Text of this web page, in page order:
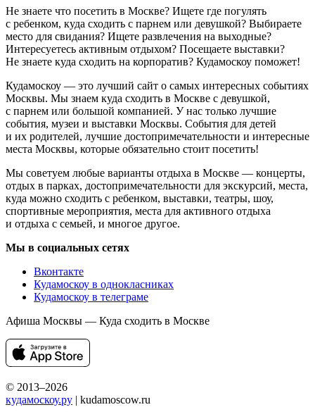
Не знаете что посетить в Москве? Ищете где погулять
с ребенком, куда сходить с парнем или девушкой? Выбираете
место для свидания? Ищете развлечения на выходные?
Интересуетесь активным отдыхом? Посещаете выставки?
Не знаете куда сходить на корпоратив? Кудамоскоу поможет!
Кудамоскоу — это лучший сайт о самых интересных событиях
Москвы. Мы знаем куда сходить в Москве с девушкой,
с парнем или большой компанией. У нас только лучшие
события, музеи и выставки Москвы. События для детей
и их родителей, лучшие достопримечательности и интересные
места Москвы, которые обязательно стоит посетить!
Мы советуем любые варианты отдыха в Москве — концерты,
отдых в парках, достопримечательности для экскурсий, места,
куда можно сходить с ребенком, выставки, театры, шоу,
спортивные мероприятия, места для активного отдыха
и отдыха с семьей, и многое другое.
Мы в социальных сетях
Вконтакте
Кудамоскоу в однокласниках
Кудамоскоу в телеграме
Афиша Москвы — Куда сходить в Москве
© 2013–2026
кудамоскоу.ру | kudamoscow.ru